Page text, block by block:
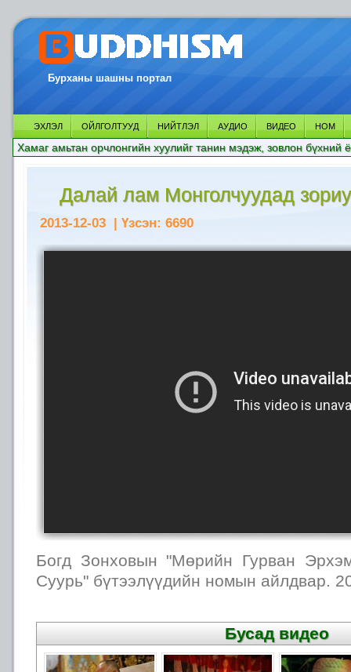
Бурханы шашны портал
ЭХЛЭЛ ОЙЛГОЛТУУД НИЙТЛЭЛ АУДИО ВИДЕО НОМ
Хамаг амьтан орчлонгийн хуулийг танин мэдэж, зовлон бүхний
Далай лам Монголчуудад
2013-12-03 | Үзсэн: 6690
Богд Зонховын "Мөрийн Гурван
Суурь" бүтээлүүдийн номын айлдвар.
Бусад видео